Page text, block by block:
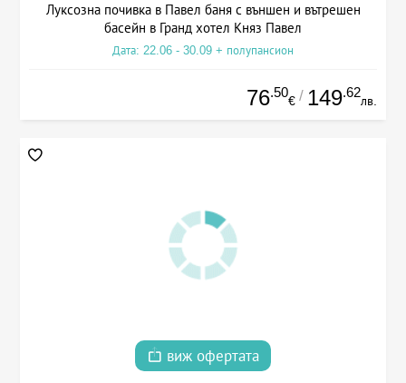
Луксозна почивка в Павел баня с външен и вътрешен
басейн в Гранд хотел Княз Павел
Дата: 22.06 - 30.09 + полупансион
76.50
€ / 149.62
лв.
виж офертата